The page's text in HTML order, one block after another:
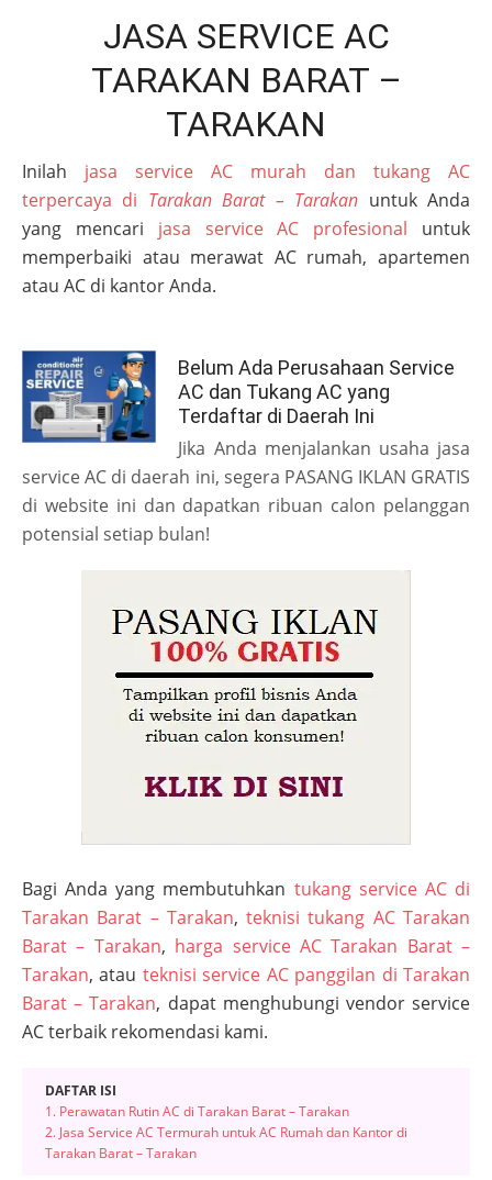
JASA SERVICE AC
TARAKAN BARAT –
TARAKAN
Inilah jasa service AC murah dan tukang AC
terpercaya di Tarakan Barat – Tarakan untuk Anda
yang mencari jasa service AC profesional untuk
memperbaiki atau merawat AC rumah, apartemen
atau AC di kantor Anda.
Belum Ada Perusahaan Service
AC dan Tukang AC yang
Terdaftar di Daerah Ini
Jika Anda menjalankan usaha jasa
service AC di daerah ini, segera PASANG IKLAN GRATIS
di website ini dan dapatkan ribuan calon pelanggan
potensial setiap bulan!
Bagi Anda yang membutuhkan tukang service AC di
Tarakan Barat – Tarakan,teknisi tukang AC Tarakan
Barat – Tarakan, harga service AC Tarakan Barat –
Tarakan, atau teknisi service AC panggilan di Tarakan
Barat – Tarakan, dapat menghubungi vendor service
AC terbaik rekomendasi kami.
DAFTAR ISI
1. Perawatan Rutin AC di Tarakan Barat – Tarakan
2. Jasa Service AC Termurah untuk AC Rumah dan Kantor di
Tarakan Barat – Tarakan